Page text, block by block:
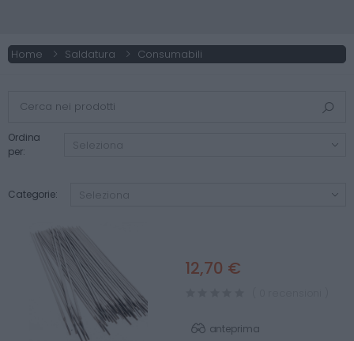
Home Saldatura Consumabili
Ordina
per:
Categorie:
12,70 €
anteprima